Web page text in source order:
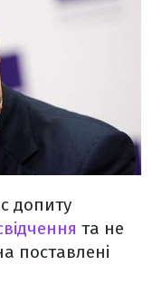
допиту
та не
поставлені